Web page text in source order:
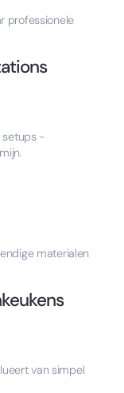
professionele
setups -
materialen
van simpel